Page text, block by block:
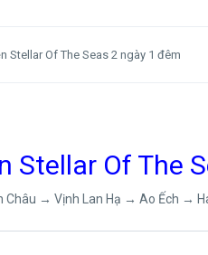
Stellar Of The Seas 2 ngày 1 đêm
Stellar Of The
Châu → Vịnh Lan Hạ → Ao Ếch →